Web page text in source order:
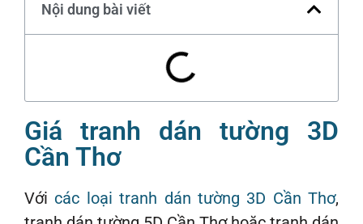
Nội dung bài viết
Giá tranh dán tường 3D
Cần Thơ
Với các loại tranh dán tường 3D Cần Thơ,